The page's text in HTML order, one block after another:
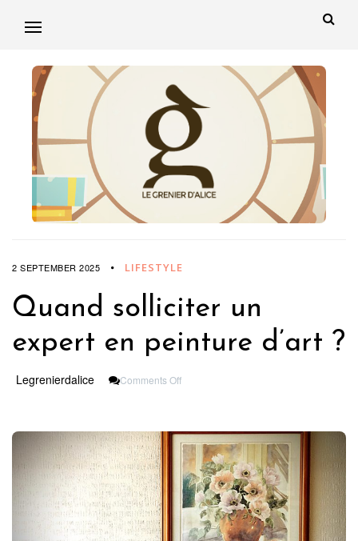
2 SEPTEMBER 2025 LIFESTYLE
Quand solliciter un
expert en peinture d’art ?
Legrenierdalice Comments OffOn
Expert
En
Peinture
D’art
?